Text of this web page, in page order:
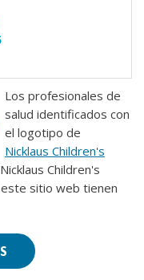
Los profesionales de
salud identificados con
el logotipo de
Nicklaus Children's
Children's
sitio web tienen